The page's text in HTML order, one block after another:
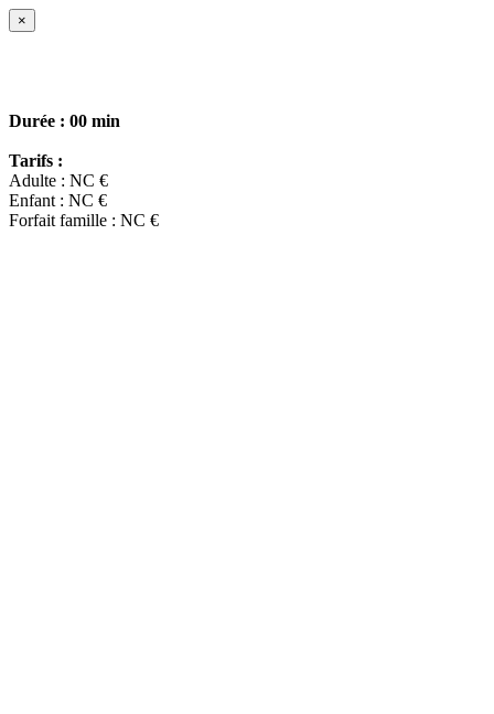
×
Durée : 00 min
Tarifs :
Adulte : NC €
Enfant : NC €
Forfait famille : NC €